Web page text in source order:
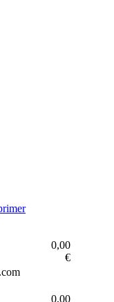
0,00
€
0,00